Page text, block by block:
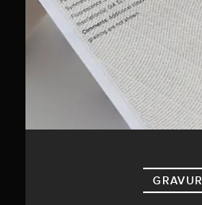
GRAVUR